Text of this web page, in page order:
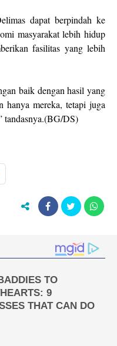
dapat berpindah ke
masyarakat lebih hidup
fasilitas yang lebih
baik dengan hasil yang
mereka, tetapi juga
tandasnya.(BG/DS)